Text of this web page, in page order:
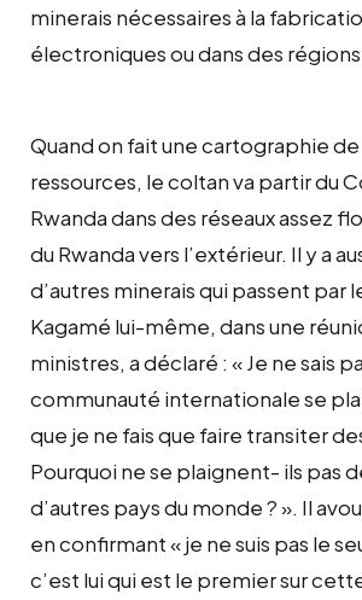
minerais nécessaires à la
électroniques ou dans des
Quand on fait une cartographie
ressources, le coltan va partir du
Rwanda dans des réseaux assez
du Rwanda vers l’extérieur. Il y a
d’autres minerais qui passent par
Kagamé lui-même, dans une
ministres, a déclaré : « Je ne sais
communauté internationale se
que je ne fais que faire transiter
Pourquoi ne se plaignent- ils pas
d’autres pays du monde ? ». Il
en confirmant « je ne suis pas le
c’est lui qui est le premier sur